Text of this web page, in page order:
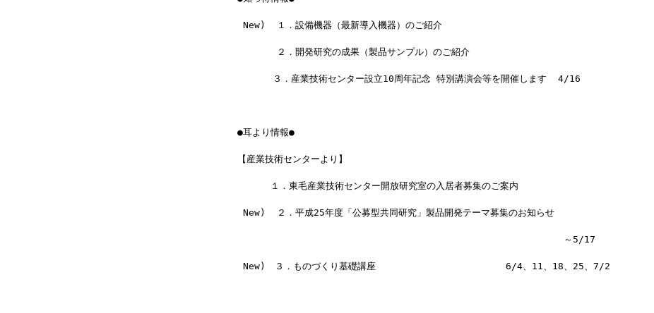
New)  １．設備機器（最新導入機器）のご紹介
       ２．開発研究の成果（製品サンプル）のご紹介
３．産業技術センター設立10周年記念 特別講演会等を開催します  4/16
●耳より情報●
【産業技術センターより】
１．東毛産業技術センター開放研究室の入居者募集のご案内
New)  ２．平成25年度「公募型共同研究」製品開発テーマ募集のお知らせ
～5/17
New)　３．ものづくり基礎講座                       6/4、11、18、25、7/2